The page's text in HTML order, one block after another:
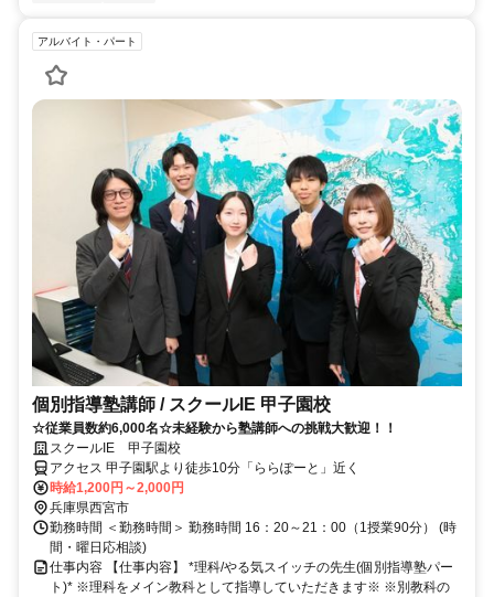
アルバイト・パート
個別指導塾講師 / スクールIE 甲子園校
☆従業員数約6,000名☆未経験から塾講師への挑戦大歓迎！！
スクールIE 甲子園校
アクセス 甲子園駅より徒歩10分「ららぽーと」近く
時給1,200円～2,000円
兵庫県西宮市
勤務時間 ＜勤務時間＞ 勤務時間 16：20～21：00（1授業90分） (時
間・曜日応相談)
仕事内容 【仕事内容】 *理科/やる気スイッチの先生(個別指導塾パー
ト)* ※理科をメイン教科として指導していただきます※ ※別教科の